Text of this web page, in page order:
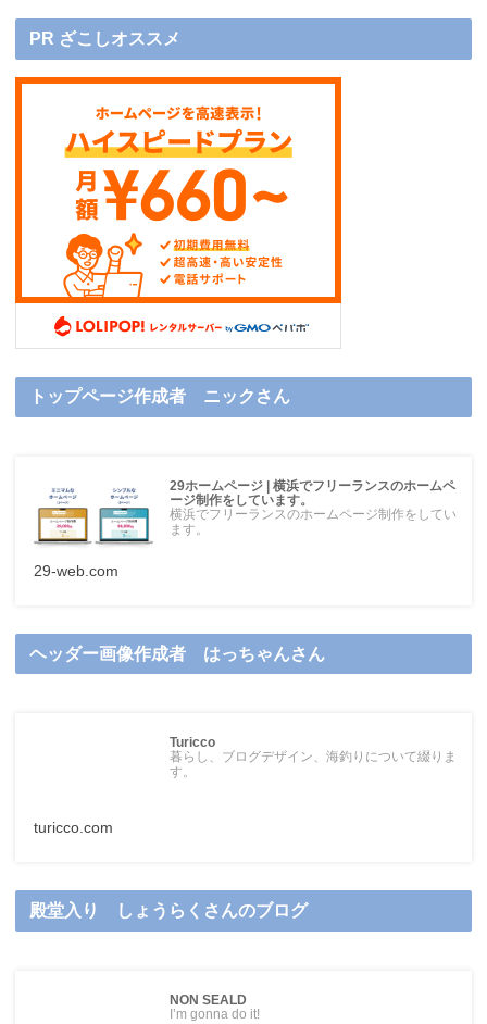
PR ざこしオススメ
トップページ作成者 ニックさん
29ホームページ | 横浜でフリーランスのホームペ
ージ制作をしています。
横浜でフリーランスのホームページ制作をしてい
ます。
29-web.com
ヘッダー画像作成者 はっちゃんさん
Turicco
暮らし、ブログデザイン、海釣りについて綴りま
す。
turicco.com
殿堂入り しょうらくさんのブログ
NON SEALD
I’m gonna do it!